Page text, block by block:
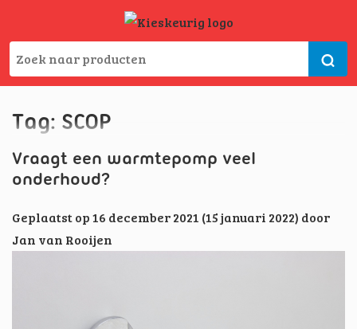
Tag: SCOP
Vraagt een warmtepomp veel
onderhoud?
Geplaatst op16 december 2021 (15 januari 2022) door
Jan van Rooijen